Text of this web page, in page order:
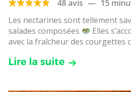
48 avis — 15
Les nectarines sont tellement
salades composées
Elles
avec la fraîcheur des courgettes
Lire la suite